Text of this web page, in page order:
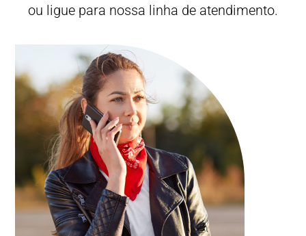
ou ligue para nossa linha de atendimento.